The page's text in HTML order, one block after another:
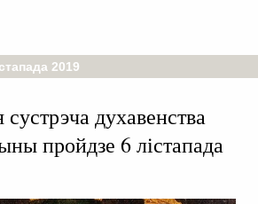
2019
духавенства
пройдзе 6 лістапада